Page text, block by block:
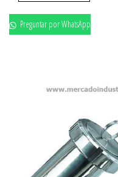
Preguntar por WhatsApp